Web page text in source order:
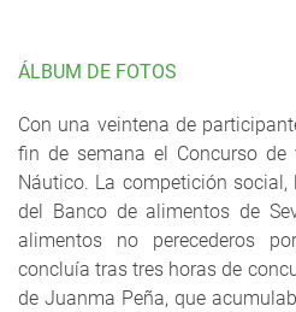
ÁLBUM DE FOTOS
Con una veintena de
fin de semana el Concurso de
Náutico. La competición
del Banco de alimentos de
alimentos no perecederos
concluía tras tres horas de
de Juanma Peña, que